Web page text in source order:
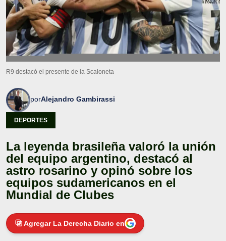
R9 destacó el presente de la Scaloneta
porAlejandro Gambirassi
DEPORTES
La leyenda brasileña valoró la unión
del equipo argentino, destacó al
astro rosarino y opinó sobre los
equipos sudamericanos en el
Mundial de Clubes
Agregar La Derecha Diario en